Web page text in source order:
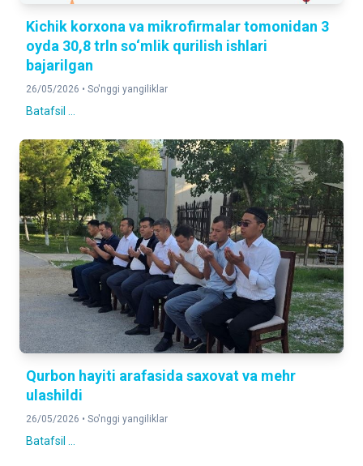
Kichik korxona va mikrofirmalar tomonidan 3
oyda 30,8 trln so‘mlik qurilish ishlari
bajarilgan
26/05/2026 • So'nggi yangiliklar
Batafsil ...
Qurbon hayiti arafasida saxovat va mehr
ulashildi
26/05/2026 • So'nggi yangiliklar
Batafsil ...